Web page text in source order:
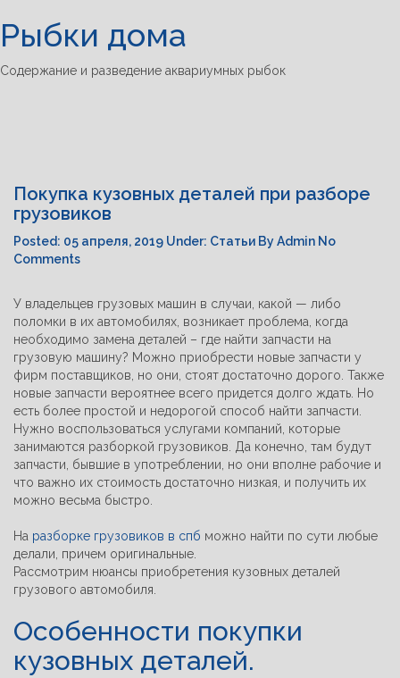
Рыбки дома
Содержание и разведение аквариумных рыбок
Покупка кузовных деталей при разборе
грузовиков
Posted: 05 апреля, 2019 Under: Статьи ByAdmin No
Comments
У владельцев грузовых машин в случаи, какой — либо
поломки в их автомобилях, возникает проблема, когда
необходимо замена деталей – где найти запчасти на
грузовую машину? Можно приобрести новые запчасти у
фирм поставщиков, но они, стоят достаточно дорого. Также
новые запчасти вероятнее всего придется долго ждать. Но
есть более простой и недорогой способ найти запчасти.
Нужно воспользоваться услугами компаний, которые
занимаются разборкой грузовиков. Да конечно, там будут
запчасти, бывшие в употреблении, но они вполне рабочие и
что важно их стоимость достаточно низкая, и получить их
можно весьма быстро.
На разборке грузовиков в спб можно найти по сути любые
делали, причем оригинальные.
Рассмотрим нюансы приобретения кузовных деталей
грузового автомобиля.
Особенности покупки
кузовных деталей.